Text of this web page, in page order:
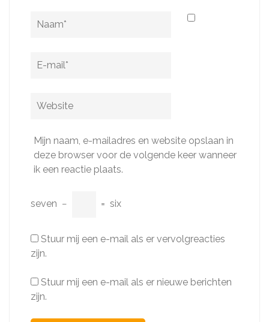
Mijn naam, e-mailadres en website opslaan in
deze browser voor de volgende keer wanneer
ik een reactie plaats.
seven − = six
Stuur mij een e-mail als er vervolgreacties
zijn.
Stuur mij een e-mail als er nieuwe berichten
zijn.